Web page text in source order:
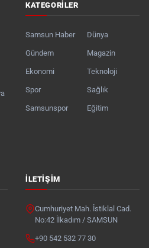
KATEGORILER
Samsun Haber
Gündem
Ekonomi
Spor
Samsunspor
Dünya
Magazin
Teknoloji
Sağlık
Eğitim
İLETIŞIM
Cumhuriyet Mah. İstiklal Cad.
No:42 İlkadım / SAMSUN
+90 542 532 77 30